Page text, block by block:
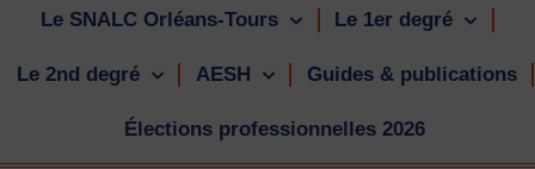
Le SNALC Orléans-Tours Le 1er degré
Le 2nd degré AESH Guides & publications
Élections professionnelles 2026